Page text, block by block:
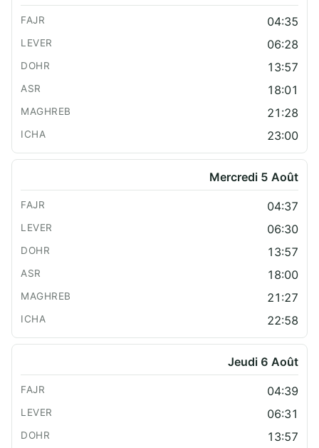
04:35
06:28
13:57
18:01
21:28
23:00
Mercredi 5 Août
04:37
06:30
13:57
18:00
21:27
22:58
Jeudi 6 Août
04:39
06:31
13:57